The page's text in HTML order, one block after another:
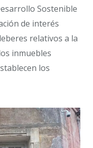
Sostenible
de interés
relativos a la
inmuebles
los